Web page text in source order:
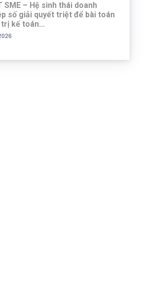
SME – Hệ sinh thái doanh
số giải quyết triệt để bài toán
trị kế toán...